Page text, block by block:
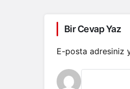
Bir Cevap Yaz
E-posta adresiniz